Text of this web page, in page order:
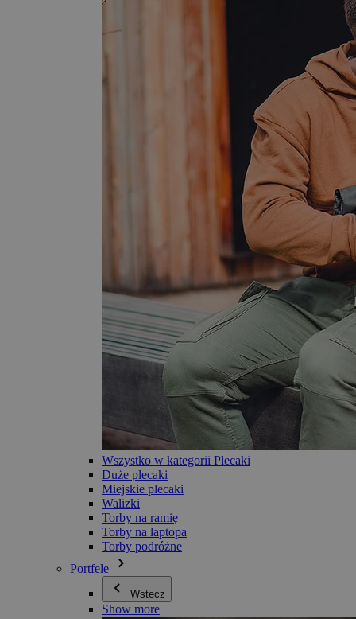
Wszystko w kategorii Plecaki
Duże plecaki
Miejskie plecaki
Walizki
Torby na ramię
Torby na laptopa
Torby podróżne
Portfele
Wstecz
Show more